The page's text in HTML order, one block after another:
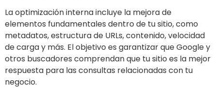
La optimización interna incluye la mejora de
elementos fundamentales dentro de tu sitio, como
metadatos, estructura de URLs, contenido, velocidad
de carga y más. El objetivo es garantizar que Google y
otros buscadores comprendan que tu sitio es la mejor
respuesta para las consultas relacionadas con tu
negocio.